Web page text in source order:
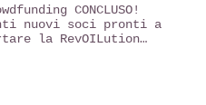
CONCLUSO!
nuovi soci pronti a
la RevOILution